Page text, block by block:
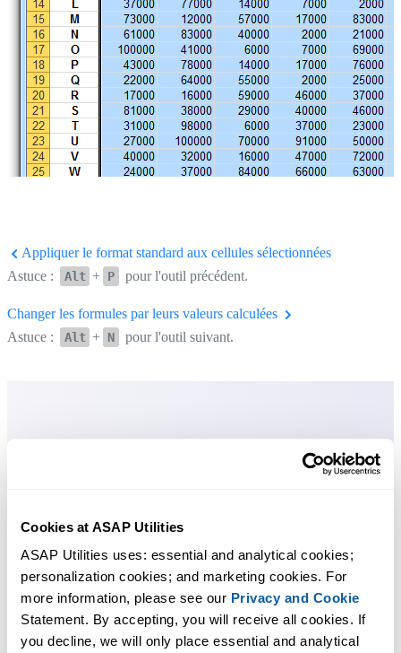
Cookies at ASAP Utilities
ASAP Utilities uses: essential and analytical cookies;
personalization cookies; and marketing cookies. For
more information, please see our Privacy and Cookie
Statement. By accepting, you will receive all cookies. If
you decline, we will only place essential and analytical
Appliquer le format standard aux cellules sélectionnées
Astuce :
Alt + P pour l'outil précédent.
Changer les formules par leurs valeurs calculées
Astuce :
Alt + N pour l'outil suivant.